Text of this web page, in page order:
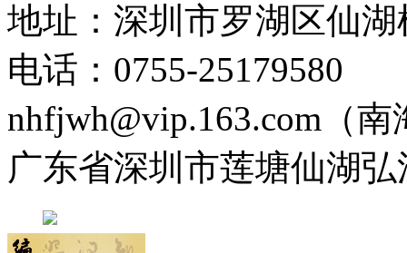
地址：深圳市罗湖区仙
电话：0755-25179580
nhfjwh@vip.163.com（南
广东省深圳市莲塘仙湖弘